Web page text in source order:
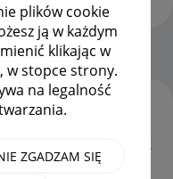
plików cookie
ją w każdym
klikając w
, w stopce strony.
na legalność
ZGADZAM SIĘ
OPCJE
za wpis
Odp.: Jak
. ‎06-05-202513:02